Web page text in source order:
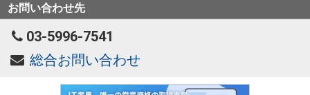
お問い合わせ先
03-5996-7541
総合お問い合わせ